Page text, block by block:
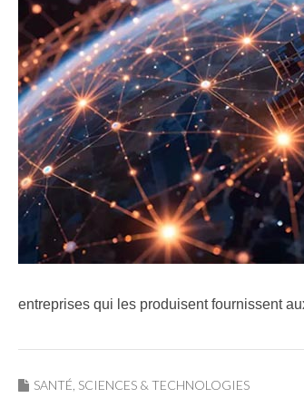
entreprises qui les produisent fournissent
SANTÉ SCIENCES & TECHNOLOGIES